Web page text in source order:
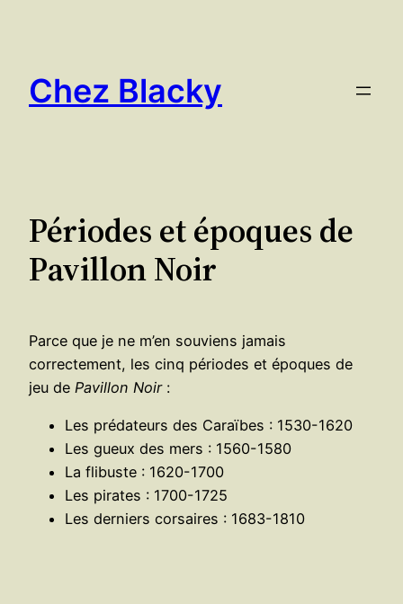
Chez Blacky
Périodes et époques de
Pavillon Noir
Parce que je ne m’en souviens jamais
correctement, les cinq périodes et époques de
jeu de Pavillon Noir:
Les prédateurs des Caraïbes : 1530-1620
Les gueux des mers : 1560-1580
La flibuste : 1620-1700
Les pirates : 1700-1725
Les derniers corsaires : 1683-1810